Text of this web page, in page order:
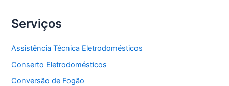
Serviços
Assistência Técnica Eletrodomésticos
Conserto Eletrodomésticos
Conversão de Fogão